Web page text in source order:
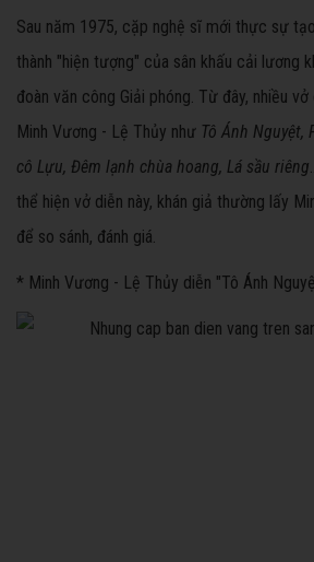
Sau năm 1975, cặp nghệ sĩ mới thực sự
thành "hiện tượng" của sân khấu cải lương
đoàn văn công Giải phóng. Từ đây, nhiều
Minh Vương - Lệ Thủy như Tô Ánh Nguyệt,
cô Lựu, Đêm lạnh chùa hoang, Lá sầu riêng
thể hiện vở diễn này, khán giả thường lấy
để so sánh, đánh giá.
* Minh Vương - Lệ Thủy diễn "Tô Ánh